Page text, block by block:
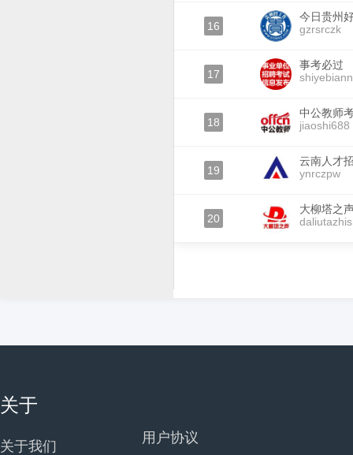
16
今日贵州
gzrsrczk
17
事考必过
18
中公教师
jiaoshi688
19
云南人才
ynrczpw
20
大柳塔之
关于
关于我们
用户协议